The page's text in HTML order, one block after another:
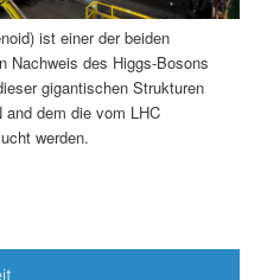
ist einer der beiden
Nachweis des Higgs-Bosons
gigantischen Strukturen
and dem die vom LHC
werden.